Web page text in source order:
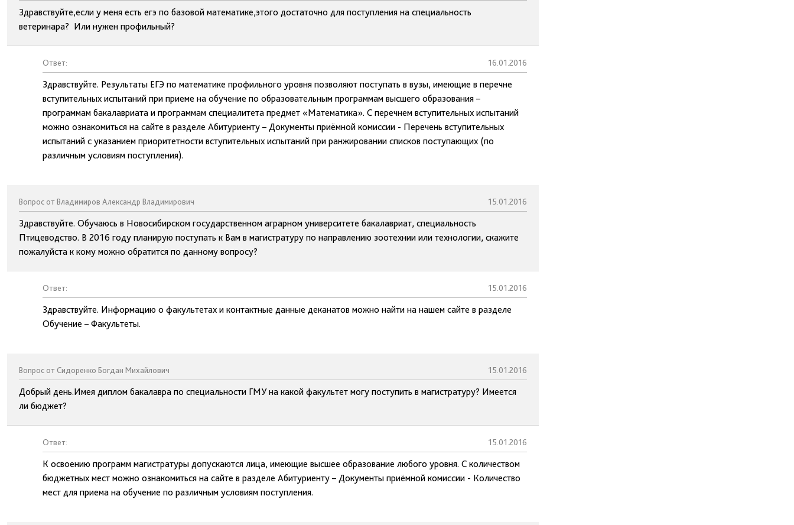
Здравствуйте,если у меня есть егэ по базовой математике,этого достаточно для поступления на специальность
ветеринара? Или нужен профильный?
Ответ: 16.01.2016
Здравствуйте. Результаты ЕГЭ по математике профильного уровня позволяют поступать в вузы, имеющие в перечне
вступительных испытаний при приеме на обучение по образовательным программам высшего образования –
программам бакалавриата и программам специалитета предмет «Математика». С перечнем вступительных испытаний
можно ознакомиться на сайте в разделе Абитуриенту – Документы приёмной комиссии - Перечень вступительных
испытаний с указанием приоритетности вступительных испытаний при ранжировании списков поступающих (по
различным условиям поступления).
Вопрос от Владимиров Александр Владимирович 15.01.2016
Здравствуйте. Обучаюсь в Новосибирском государственном аграрном университете бакалавриат, специальность
Птицеводство. В 2016 году планирую поступать к Вам в магистратуру по направлению зоотехнии или технологии, скажите
пожалуйста к кому можно обратится по данному вопросу?
Ответ: 15.01.2016
Здравствуйте. Информацию о факультетах и контактные данные деканатов можно найти на нашем сайте в разделе
Обучение – Факультеты.
Вопрос от Сидоренко Богдан Михайлович 15.01.2016
Добрый день.Имея диплом бакалавра по специальности ГМУ на какой факультет могу поступить в магистратуру? Имеется
ли бюджет?
Ответ: 15.01.2016
К освоению программ магистратуры допускаются лица, имеющие высшее образование любого уровня. С количеством
бюджетных мест можно ознакомиться на сайте в разделе Абитуриенту – Документы приёмной комиссии - Количество
мест для приема на обучение по различным условиям поступления.